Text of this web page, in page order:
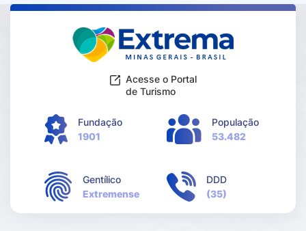
Acesse o Portal
de Turismo
Fundação
1901
População
53.482
Gentílico
Extremense
DDD
(35)